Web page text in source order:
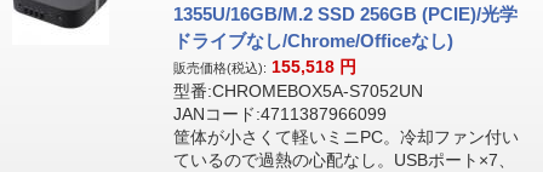
1355U/16GB/M.2 SSD 256GB (PCIE)/光学
ドライブなし/Chrome/Officeなし)
販売価格(税込): 155,518 円
型番:CHROMEBOX5A-S7052UN
JANコード:4711387966099
筐体が小さくて軽いミニPC。冷却ファン付い
ているので過熱の心配なし。USBポート×7、